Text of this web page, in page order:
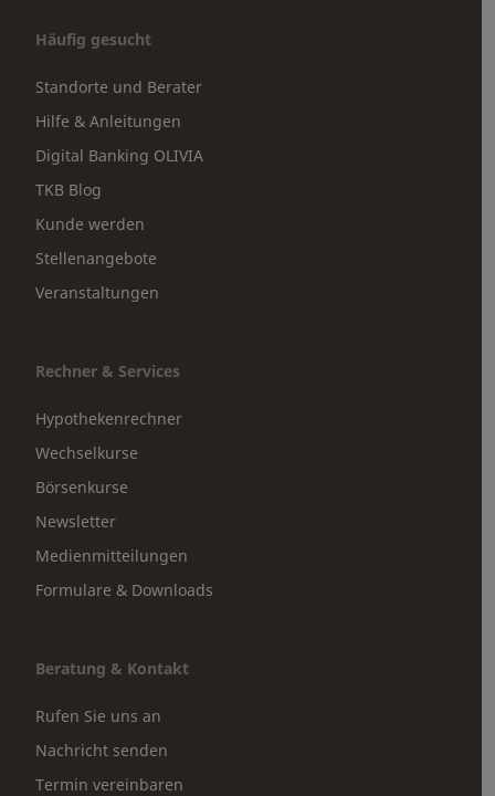
Häufig gesucht
Standorte und Berater
Hilfe & Anleitungen
Digital Banking OLIVIA
TKB Blog
Kunde werden
Stellenangebote
Veranstaltungen
Rechner & Services
Hypothekenrechner
Wechselkurse
Börsenkurse
Newsletter
Medienmitteilungen
Formulare & Downloads
Beratung & Kontakt
Rufen Sie uns an
Nachricht senden
Termin vereinbaren